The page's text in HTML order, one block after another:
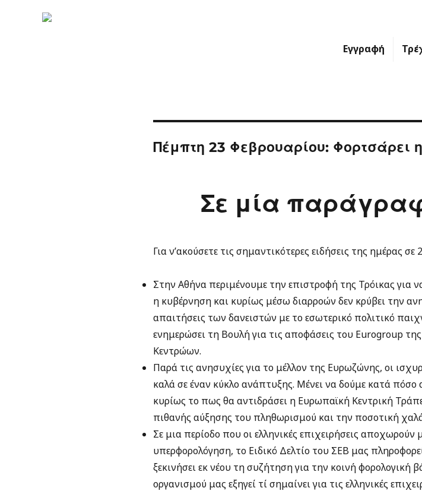
Εγγραφή
Πέμπτη 23 Φεβρουαρίου: Φορτσάρει
Σε μία
Για ν’ακούσετε τις σημαντικότερες ειδήσεις της ημέρας σε
Στην Αθήνα περιμένουμε την επιστροφή της Τρόικας για
η κυβέρνηση και κυρίως μέσω διαρροών δεν κρύβει την
απαιτήσεις των δανειστών με το εσωτερικό πολιτικό
ενημερώσει τη Βουλή για τις αποφάσεις του Eurogroup
Κεντρώων.
Παρά τις ανησυχίες για το μέλλον της Ευρωζώνης, οι
καλά σε έναν κύκλο ανάπτυξης. Μένει να δούμε κατά πόσο
κυρίως το πως θα αντιδράσει η Ευρωπαϊκή Κεντρική
πιθανής αύξησης του πληθωρισμού και την ποσοτική
Σε μια περίοδο που οι ελληνικές επιχειρήσεις
υπερφορολόγηση, το Ειδικό Δελτίο του ΣΕΒ μας
ξεκινήσει εκ νέου τη συζήτηση για την κοινή φορολογική
οργανισμού μας εξηγεί τί σημαίνει για τις ελληνικές